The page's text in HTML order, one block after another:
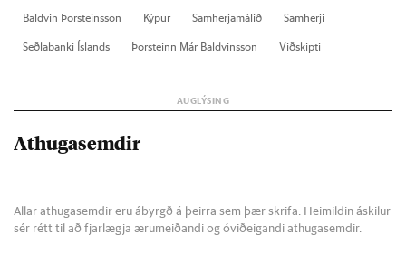
Bald­vin Þor­steins­son Kýp­ur Sam­herja­mál­ið
Sam­herji
Seðla­banki Ís­lands
Þor­steinn Már Bald­vins­son Við­skipti
Athugasemdir
Allar athugasemdir eru ábyrgð á þeirra sem þær skrifa. Heimildin áskilur
sér rétt til að fjarlægja ærumeiðandi og óviðeigandi athugasemdir.